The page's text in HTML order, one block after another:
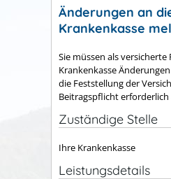
Änderungen an
Krankenkasse
Sie müssen als
Krankenkasse
die Feststellung der
Beitragspflicht erforderlich
Zuständige Stelle
Ihre Krankenkasse
Leistungsdetails